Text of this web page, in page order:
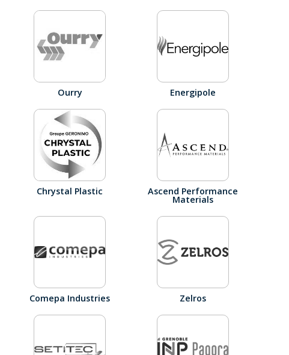
Ourry Energipole
Chrystal Plastic Ascend Performance
Materials
Comepa Industries Zelros